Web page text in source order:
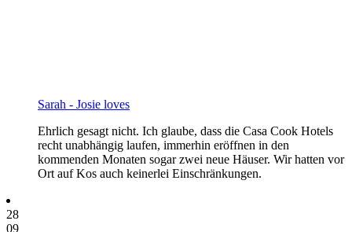
Sarah - Josie loves
Ehrlich gesagt nicht. Ich glaube, dass die Casa Cook Hotels
recht unabhängig laufen, immerhin eröffnen in den
kommenden Monaten sogar zwei neue Häuser. Wir hatten vor
Ort auf Kos auch keinerlei Einschränkungen.
28
09